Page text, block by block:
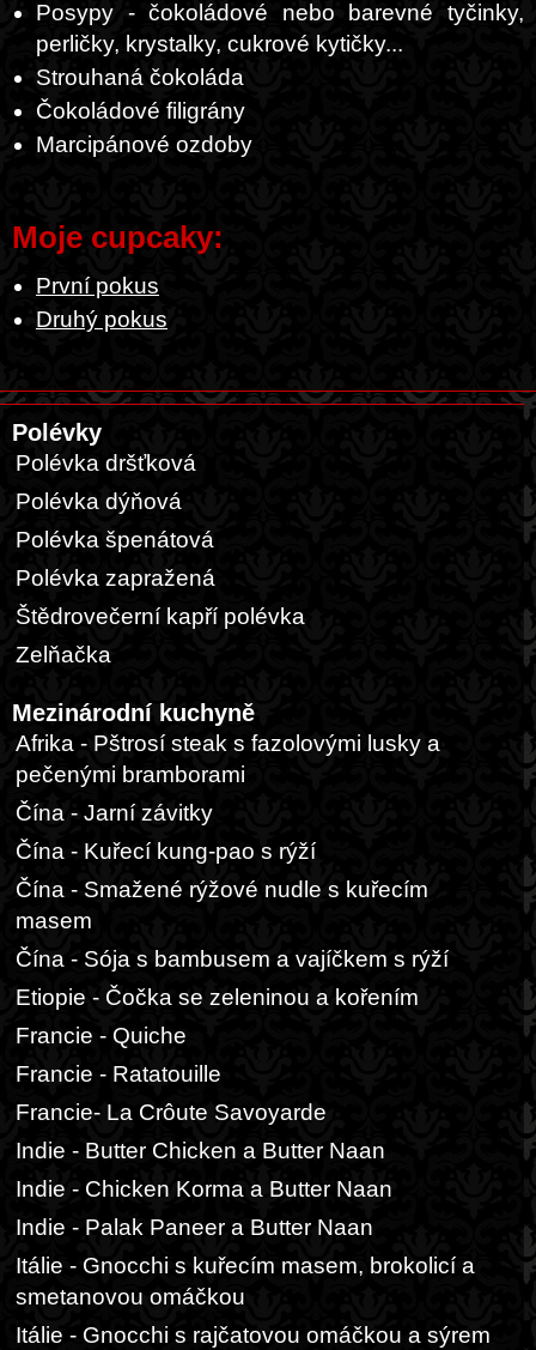
Posypy - čokoládové nebo barevné tyčinky,
perličky, krystalky, cukrové kytičky...
Strouhaná čokoláda
Čokoládové filigrány
Marcipánové ozdoby
Moje cupcaky:
První pokus
Druhý pokus
Polévky
Polévka dršťková
Polévka dýňová
Polévka špenátová
Polévka zapražená
Štědrovečerní kapří polévka
Zelňačka
Mezinárodní kuchyně
Afrika - Pštrosí steak s fazolovými lusky a
pečenými bramborami
Čína - Jarní závitky
Čína - Kuřecí kung-pao s rýží
Čína - Smažené rýžové nudle s kuřecím
masem
Čína - Sója s bambusem a vajíčkem s rýží
Etiopie - Čočka se zeleninou a kořením
Francie - Quiche
Francie - Ratatouille
Francie- La Crôute Savoyarde
Indie - Butter Chicken a Butter Naan
Indie - Chicken Korma a Butter Naan
Indie - Palak Paneer a Butter Naan
Itálie - Gnocchi s kuřecím masem, brokolicí a
smetanovou omáčkou
Itálie - Gnocchi s rajčatovou omáčkou a sýrem